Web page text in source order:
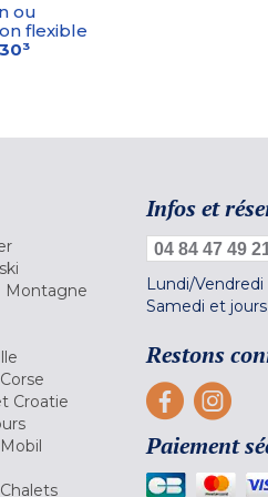
ou
flexible
Montagne
Croatie
Infos et
04 84 47 49
Lundi/Vendredi
Samedi et
Restons
Paiement